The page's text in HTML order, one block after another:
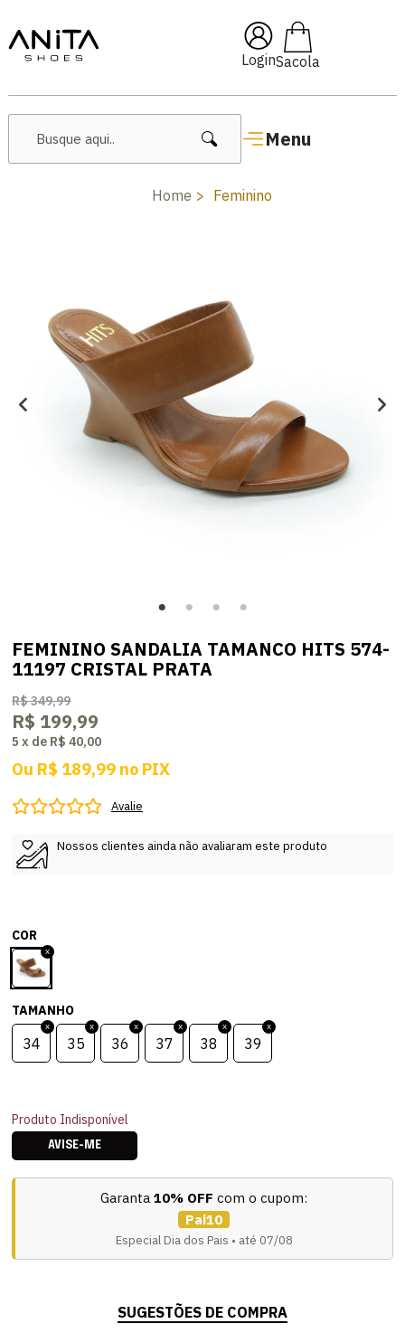
Login
Menu
🔥 Lançamentos Femininos
Home Feminino
FEMININO SANDALIA TAMANCO HITS 574-
11197 CRISTAL PRATA
R$ 349,99
R$ 199,99
5 x de R$ 40,00
Ou R$ 189,99 no PIX
Avalie
Nossos clientes ainda não avaliaram este produto
COR
TAMANHO
34 35 36 37 38 39
Produto Indisponível
AVISE-ME
Garanta 10% OFF com o cupom:
Pai10
Especial Dia dos Pais • até 07/08
SUGESTÕES DE COMPRA